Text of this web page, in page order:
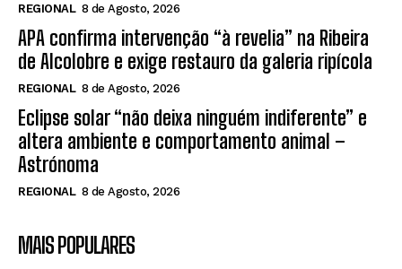
REGIONAL 8 de Agosto, 2026
APA confirma intervenção “à revelia” na Ribeira
de Alcolobre e exige restauro da galeria ripícola
REGIONAL 8 de Agosto, 2026
Eclipse solar “não deixa ninguém indiferente” e
altera ambiente e comportamento animal –
Astrónoma
REGIONAL 8 de Agosto, 2026
MAIS POPULARES